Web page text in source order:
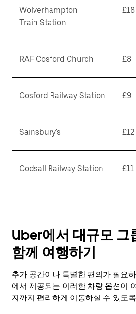
Wolverhampton
Train Station
£18
RAF Cosford Church £8
Cosford Railway Station £9
Sainsbury's £12
Codsall Railway Station £11
Uber에서 대규모 그
함께 여행하기
추가 공간이나 특별한 편의가 필요
에서 제공되는 이러한 차량 옵션이
지까지 편리하게 이동하실 수 있도